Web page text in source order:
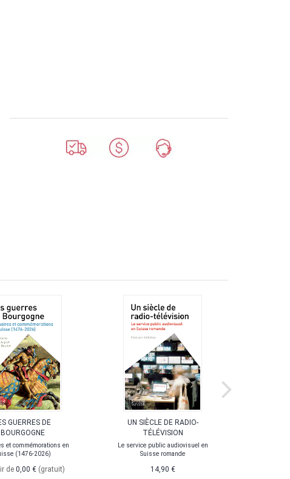
GUERRES DE
BOURGOGNE
et commémorations en
(1476-2026)
de 0,00 € (gratuit)
UN SIÈCLE DE RADIO-
TÉLÉVISION
Le service public audiovisuel en
Suisse romande
14,90 €